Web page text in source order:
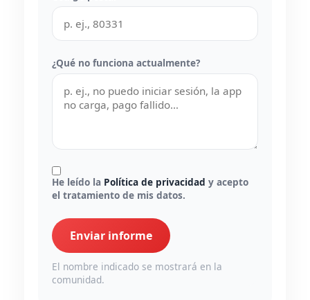
¿Qué no funciona actualmente?
He leído la Política de privacidad y acepto
el tratamiento de mis datos.
Enviar informe
El nombre indicado se mostrará en la
comunidad.